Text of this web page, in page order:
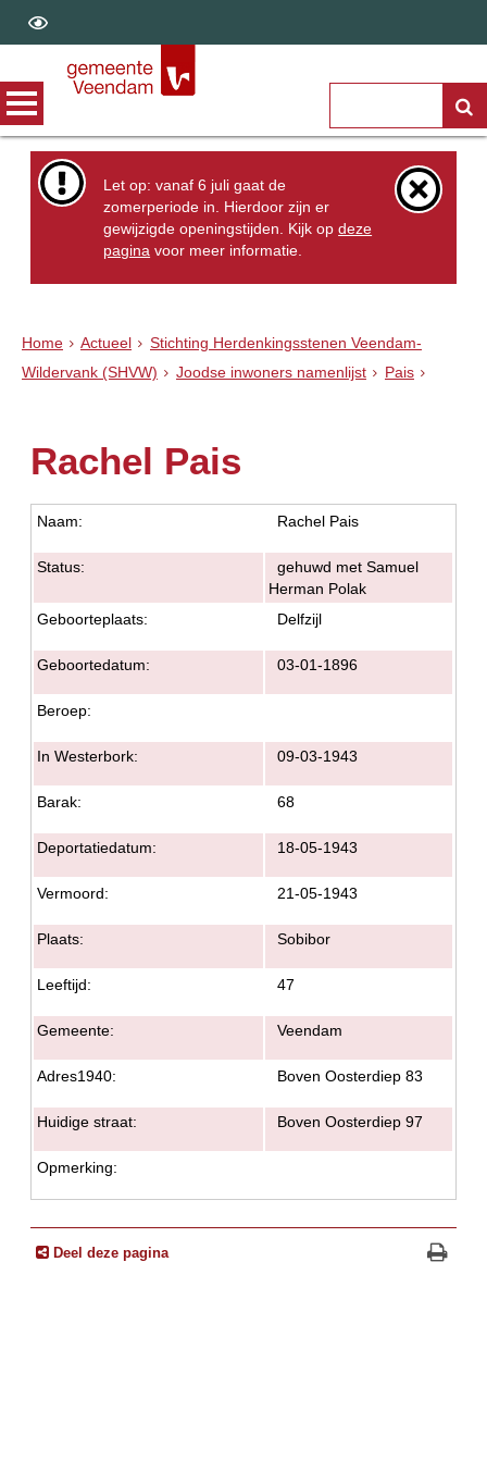
Let op: vanaf 6 juli gaat de
zomerperiode in. Hierdoor zijn er
gewijzigde openingstijden. Kijk opdeze
pagina voor meer informatie.
Home Actueel
Stichting Herdenkingsstenen Veendam-
Wildervank (SHVW)
Joodse inwoners namenlijst Pais
Rachel Pais
Naam: Rachel Pais
Status:
gehuwd met Samuel
Herman Polak
Geboorteplaats:
Delfzijl
Geboortedatum: 03-01-1896
Beroep:
In Westerbork: 09-03-1943
Barak: 68
Deportatiedatum: 18-05-1943
Vermoord: 21-05-1943
Plaats: Sobibor
Leeftijd: 47
Gemeente: Veendam
Adres1940: Boven Oosterdiep 83
Huidige straat: Boven Oosterdiep 97
Opmerking:
Deel deze pagina